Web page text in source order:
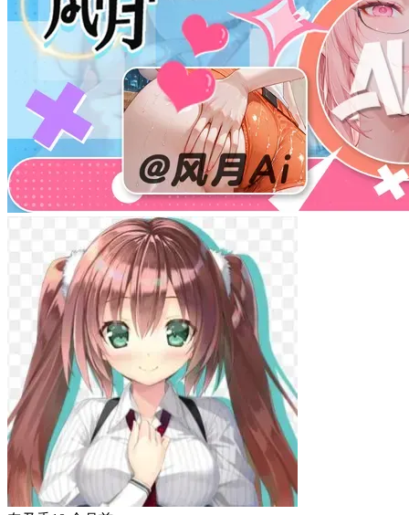
如何安装镜像文件(教程)- by
大伊兜子